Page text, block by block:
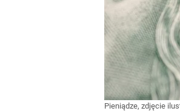
Pieniądze, zdjęcie